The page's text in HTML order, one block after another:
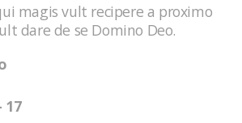
magis vult recipere a proximo
dare de se Domino Deo.
17